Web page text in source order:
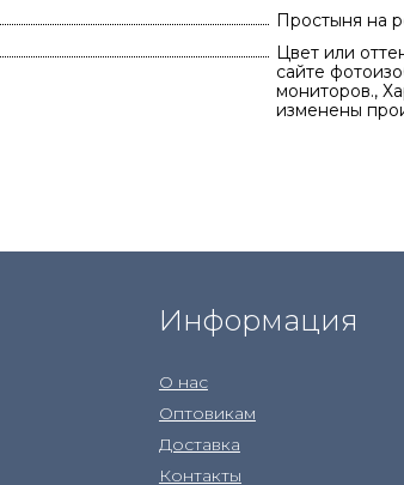
Простыня на
Цвет или
сайте
мониторов.,
изменены
Информация
О нас
Оптовикам
Доставка
Контакты